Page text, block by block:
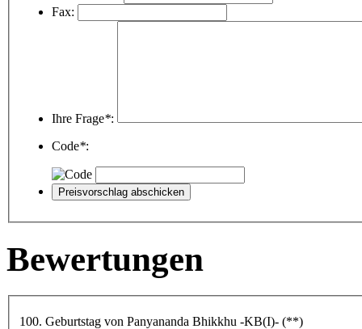
Fax:
Ihre Frage*:
Code*:
Bewertungen
100. Geburtstag von Panyananda Bhikkhu -KB(I)- (**)